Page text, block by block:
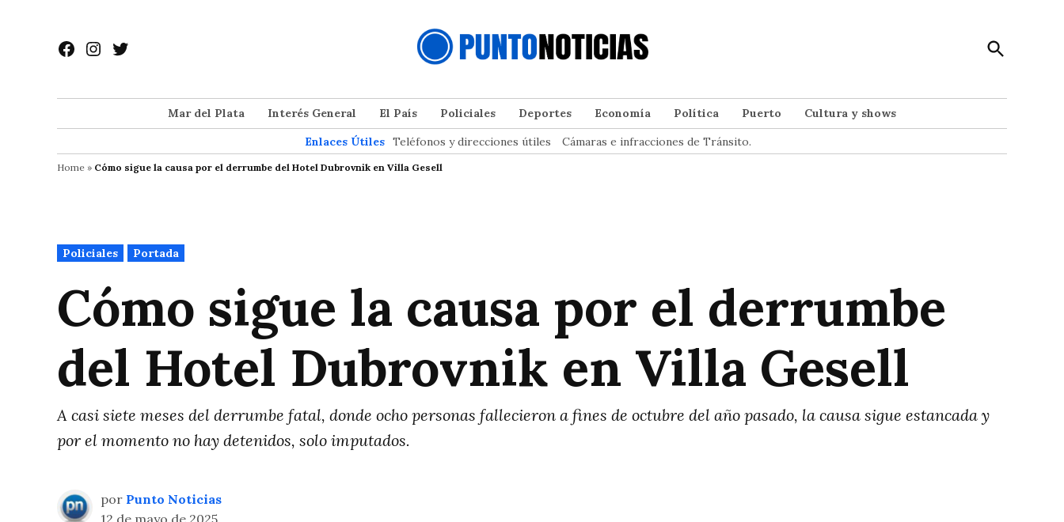
contenido
Facebook
Instagram
Twitter
Open
Search
Mar del Plata Interés General El País Policiales Deportes Economía Política Puerto
Cultura y shows
Enlaces Útiles Teléfonos y direcciones útiles Cámaras e infracciones de Tránsito.
Home » Cómo sigue la causa por el derrumbe del Hotel Dubrovnik en Villa Gesell
Publicado
en
Policiales Portada
Cómo sigue la causa por el derrumbe
del Hotel Dubrovnik en Villa Gesell
A casi siete meses del derrumbe fatal, donde ocho personas fallecieron a fines de octubre del año pasado, la causa sigue estancada y
por el momento no hay detenidos, solo imputados.
por Punto Noticias